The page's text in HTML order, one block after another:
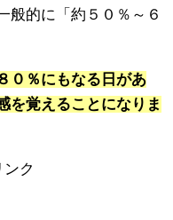
般的に「約５０％～６
０％にもなる日があ
を覚えることになりま
ク